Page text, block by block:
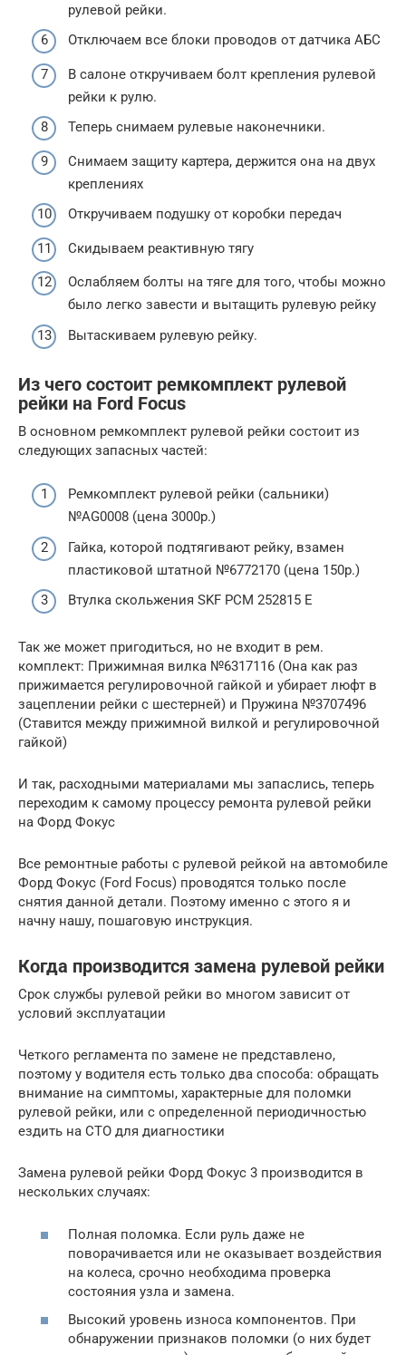
рулевой рейки.
Отключаем все блоки проводов от датчика АБС
В салоне откручиваем болт крепления рулевой
рейки к рулю.
Теперь снимаем рулевые наконечники.
Снимаем защиту картера, держится она на двух
креплениях
Откручиваем подушку от коробки передач
Скидываем реактивную тягу
Ослабляем болты на тяге для того, чтобы можно
было легко завести и вытащить рулевую рейку
Вытаскиваем рулевую рейку.
Из чего состоит ремкомплект рулевой
рейки на Ford Focus
В основном ремкомплект рулевой рейки состоит из
следующих запасных частей:
Ремкомплект рулевой рейки (сальники)
№AG0008 (цена 3000р.)
Гайка, которой подтягивают рейку, взамен
пластиковой штатной №6772170 (цена 150р.)
Втулка скольжения SKF PCM 252815 E
Так же может пригодиться, но не входит в рем.
комплект: Прижимная вилка №6317116 (Она как раз
прижимается регулировочной гайкой и убирает люфт в
зацеплении рейки с шестерней) и Пружина №3707496
(Ставится между прижимной вилкой и регулировочной
гайкой)
И так, расходными материалами мы запаслись, теперь
переходим к самому процессу ремонта рулевой рейки
на Форд Фокус
Все ремонтные работы с рулевой рейкой на автомобиле
Форд Фокус (Ford Focus) проводятся только после
снятия данной детали. Поэтому именно с этого я и
начну нашу, пошаговую инструкция.
Когда производится замена рулевой рейки
Срок службы рулевой рейки во многом зависит от
условий эксплуатации
Четкого регламента по замене не представлено,
поэтому у водителя есть только два способа: обращать
внимание на симптомы, характерные для поломки
рулевой рейки, или с определенной периодичностью
ездить на СТО для диагностики
Замена рулевой рейки Форд Фокус 3 производится в
нескольких случаях:
Полная поломка. Если руль даже не
поворачивается или не оказывает воздействия
на колеса, срочно необходима проверка
состояния узла и замена.
Высокий уровень износа компонентов. При
обнаружении признаков поломки (о них будет